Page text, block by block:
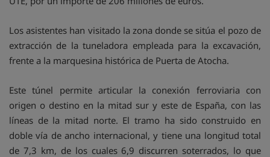
Los asistentes han visitado la zona donde se sitúa el pozo de
extracción de la tuneladora empleada para la excavación,
frente a la marquesina histórica de Puerta de Atocha.
Este túnel permite articular la conexión ferroviaria con
origen o destino en la mitad sur y este de España, con las
líneas de la mitad norte. El tramo ha sido construido en
doble vía de ancho internacional, y tiene una longitud total
de 7,3 km, de los cuales 6,9 discurren soterrados, lo que